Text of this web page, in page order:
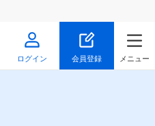
ログイン 会員登録 メニュー